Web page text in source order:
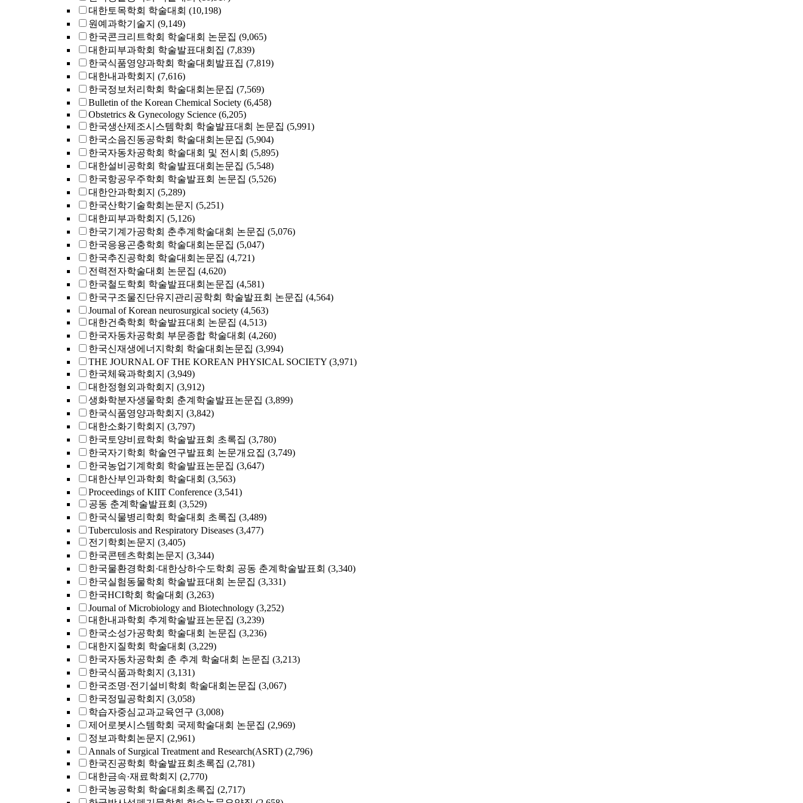
대한토목학회 학술대회 (10,198)
원예과학기술지 (9,149)
한국콘크리트학회 학술대회 논문집 (9,065)
대한피부과학회 학술발표대회집 (7,839)
한국식품영양과학회 학술대회발표집 (7,819)
대한내과학회지 (7,616)
한국정보처리학회 학술대회논문집 (7,569)
Bulletin of the Korean Chemical Society (6,458)
Obstetrics & Gynecology Science (6,205)
한국생산제조시스템학회 학술발표대회 논문집 (5,991)
한국소음진동공학회 학술대회논문집 (5,904)
한국자동차공학회 학술대회 및 전시회 (5,895)
대한설비공학회 학술발표대회논문집 (5,548)
한국항공우주학회 학술발표회 논문집 (5,526)
대한안과학회지 (5,289)
한국산학기술학회논문지 (5,251)
대한피부과학회지 (5,126)
한국기계가공학회 춘추계학술대회 논문집 (5,076)
한국응용곤충학회 학술대회논문집 (5,047)
한국추진공학회 학술대회논문집 (4,721)
전력전자학술대회 논문집 (4,620)
한국철도학회 학술발표대회논문집 (4,581)
한국구조물진단유지관리공학회 학술발표회 논문집 (4,564)
Journal of Korean neurosurgical society (4,563)
대한건축학회 학술발표대회 논문집 (4,513)
한국자동차공학회 부문종합 학술대회 (4,260)
한국신재생에너지학회 학술대회논문집 (3,994)
THE JOURNAL OF THE KOREAN PHYSICAL SOCIETY (3,971)
한국체육과학회지 (3,949)
대한정형외과학회지 (3,912)
생화학분자생물학회 춘계학술발표논문집 (3,899)
한국식품영양과학회지 (3,842)
대한소화기학회지 (3,797)
한국토양비료학회 학술발표회 초록집 (3,780)
한국자기학회 학술연구발표회 논문개요집 (3,749)
한국농업기계학회 학술발표논문집 (3,647)
대한산부인과학회 학술대회 (3,563)
Proceedings of KIIT Conference (3,541)
공동 춘계학술발표회 (3,529)
한국식물병리학회 학술대회 초록집 (3,489)
Tuberculosis and Respiratory Diseases (3,477)
전기학회논문지 (3,405)
한국콘텐츠학회논문지 (3,344)
한국물환경학회·대한상하수도학회 공동 춘계학술발표회 (3,340)
한국실험동물학회 학술발표대회 논문집 (3,331)
한국HCI학회 학술대회 (3,263)
Journal of Microbiology and Biotechnology (3,252)
대한내과학회 추계학술발표논문집 (3,239)
한국소성가공학회 학술대회 논문집 (3,236)
대한지질학회 학술대회 (3,229)
한국자동차공학회 춘 추계 학술대회 논문집 (3,213)
한국식품과학회지 (3,131)
한국조명·전기설비학회 학술대회논문집 (3,067)
한국정밀공학회지 (3,058)
학습자중심교과교육연구 (3,008)
제어로봇시스템학회 국제학술대회 논문집 (2,969)
정보과학회논문지 (2,961)
Annals of Surgical Treatment and Research(ASRT) (2,796)
한국진공학회 학술발표회초록집 (2,781)
대한금속·재료학회지 (2,770)
한국농공학회 학술대회초록집 (2,717)